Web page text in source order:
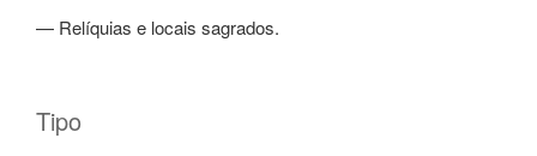
— Relíquias e locais sagrados.
Tipo